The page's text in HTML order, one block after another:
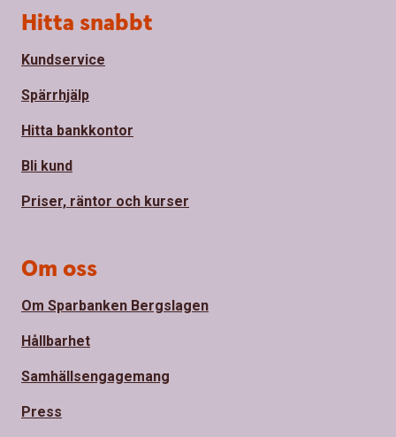
Sidfot
Hitta snabbt
Kundservice
Spärrhjälp
Hitta bankkontor
Bli kund
Priser, räntor och kurser
Om oss
Om Sparbanken Bergslagen
Hållbarhet
Samhällsengagemang
Press